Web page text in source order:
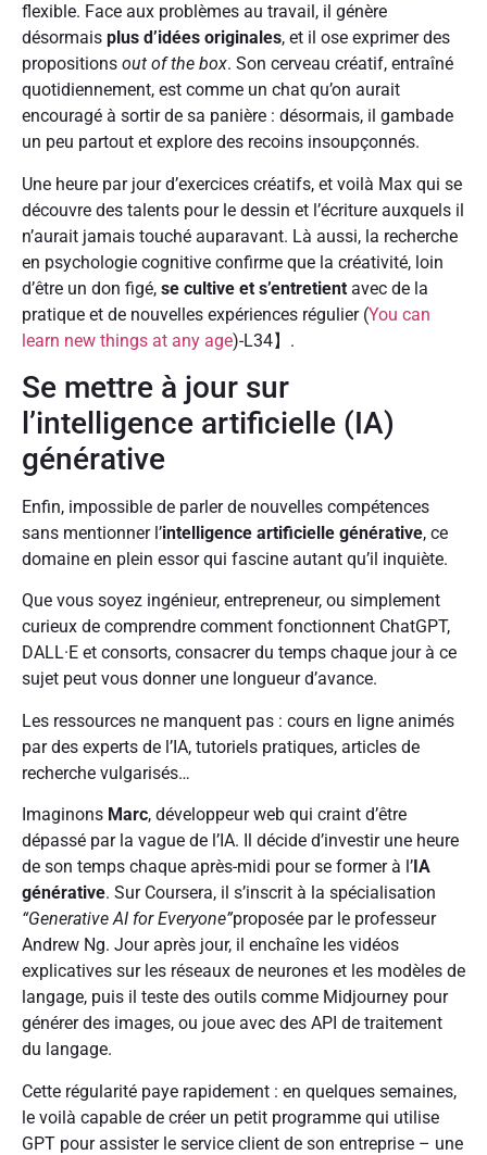
flexible. Face aux problèmes au travail, il génère
désormais plus d’idées originales, et il ose exprimer des
propositions out of the box. Son cerveau créatif, entraîné
quotidiennement, est comme un chat qu’on aurait
encouragé à sortir de sa panière : désormais, il gambade
un peu partout et explore des recoins insoupçonnés.
Une heure par jour d’exercices créatifs, et voilà Max qui se
découvre des talents pour le dessin et l’écriture auxquels il
n’aurait jamais touché auparavant. Là aussi, la recherche
en psychologie cognitive confirme que la créativité, loin
d’être un don figé, se cultive et s’entretient avec de la
pratique et de nouvelles expériences régulier (You can
learn new things at any age)-L34】.
Se mettre à jour sur
l’intelligence artificielle (IA)
générative
Enfin, impossible de parler de nouvelles compétences
sans mentionner l’intelligence artificielle générative, ce
domaine en plein essor qui fascine autant qu’il inquiète.
Que vous soyez ingénieur, entrepreneur, ou simplement
curieux de comprendre comment fonctionnent ChatGPT,
DALL·E et consorts, consacrer du temps chaque jour à ce
sujet peut vous donner une longueur d’avance.
Les ressources ne manquent pas : cours en ligne animés
par des experts de l’IA, tutoriels pratiques, articles de
recherche vulgarisés…
Imaginons Marc, développeur web qui craint d’être
dépassé par la vague de l’IA. Il décide d’investir une heure
de son temps chaque après-midi pour se former à l’ IA
générative. Sur Coursera, il s’inscrit à la spécialisation
“Generative AI for Everyone”proposée par le professeur
Andrew Ng. Jour après jour, il enchaîne les vidéos
explicatives sur les réseaux de neurones et les modèles de
langage, puis il teste des outils comme Midjourney pour
générer des images, ou joue avec des API de traitement
du langage.
Cette régularité paye rapidement : en quelques semaines,
le voilà capable de créer un petit programme qui utilise
GPT pour assister le service client de son entreprise – une